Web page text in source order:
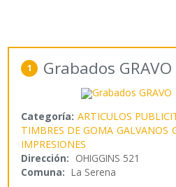
1 Grabados GRAVO
Categoría: ARTICULOS
TIMBRES DE GOMA GALVANOS
IMPRESIONES
Dirección: OHIGGINS 521
Comuna: La Serena